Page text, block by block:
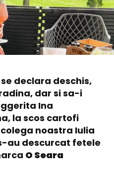
declara deschis,
dar si sa-i
Ina
la scos cartofi
noastra Iulia
au descurcat fetele
O Seara